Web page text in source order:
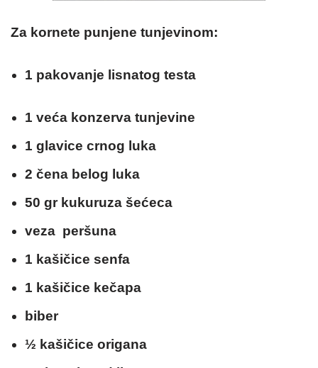
Za kornete punjene tunjevinom:
1 pakovanje lisnatog testa
1 veća konzerva tunjevine
1 glavice crnog luka
2 čena belog luka
50 gr kukuruza šećeca
veza peršuna
1 kašičice senfa
1 kašičice kečapa
biber
½ kašičice origana